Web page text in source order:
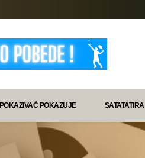
POKAZIVAČ POKAZUJE SATATATIRA